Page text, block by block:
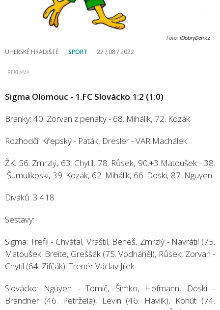
Foto: iDobryDen.cz
UHERSKÉ HRADIŠTĚ SPORT 22 / 08 / 2022
Sigma Olomouc - 1.FC Slovácko 1:2 (1:0)
Branky: 40. Zorvan z penalty - 68. Mihálik, 72. Kozák
Rozhodčí: Křepský - Paták, Dresler - VAR Machálek.
ŽK: 56. Zmrzlý, 63. Chytil, 78. Růsek, 90.+3 Matoušek - 38.
Šumulikoski, 39. Kozák, 62. Mihálik, 66. Doski, 87. Nguyen
Diváků: 3 418.
Sestavy:
Sigma: Trefil - Chvátal, Vraštil, Beneš, Zmrzlý - Navrátil (75.
Matoušek. Breite, Greššák (75. Vodháněl), Růsek, Zorvan -
Chytil (64. Zifčák). Trenér Václav Jílek
Slovácko: Nguyen - Tomič, Šimko, Hofmann, Doski -
Brandner (46. Petržela), Levin (46. Havlík), Kohút (74.